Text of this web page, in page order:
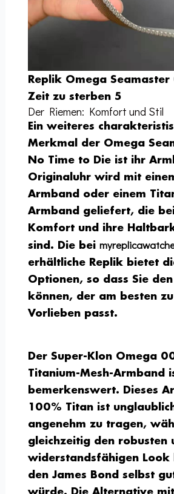
Replik Omega
Zeit zu sterben 5
Der Riemen: Komfort und Stil
Ein weiteres
Merkmal der Omega
No Time to Die ist ihr
Originaluhr wird mit
Armband oder einem
Armband geliefert, die
Komfort und ihre
sind. Die bei
erhältliche Replik bietet
Optionen, so dass Sie
können, der am besten
Vorlieben passt.
Der Super-Klon Omega
Titanium-Mesh-Armband
bemerkenswert. Dieses
100% Titan ist
angenehm zu tragen,
gleichzeitig den robusten
widerstandsfähigen Look
den James Bond selbst